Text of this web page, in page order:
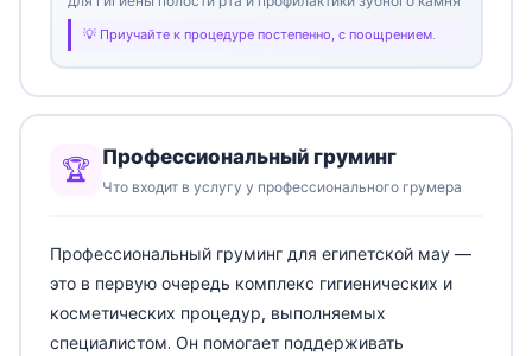
Приучайте к процедуре постепенно, с поощрением.
🏆 Профессиональный груминг
Что входит в услугу у профессионального грумера
Профессиональный груминг для египетской мау —
это в первую очередь комплекс гигиенических и
косметических процедур, выполняемых
специалистом. Он помогает поддерживать